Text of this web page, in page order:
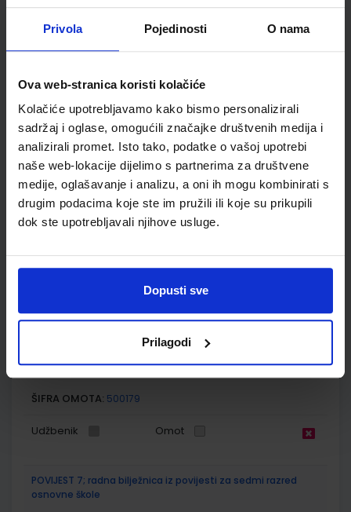
Privola Pojedinosti O nama
Ova web-stranica koristi kolačiće
Kolačiće upotrebljavamo kako bismo personalizirali
sadržaj i oglase, omogućili značajke društvenih medija i
analizirali promet. Isto tako, podatke o vašoj upotrebi
naše web-lokacije dijelimo s partnerima za društvene
medije, oglašavanje i analizu, a oni ih mogu kombinirati s
drugim podacima koje ste im pružili ili koje su prikupili
dok ste upotrebljavali njihove usluge.
Dopusti sve
Prilagodi
Udžbenik Omot
škole (2021)
Autor(i): Danijel Orešić Ružica Vuk Igor Tišma Alenka Bujan
Nakladnik:ŠKOLSKA KNJIGA d.d.
Registarski broj ministarstva:
SKU:569106 CIJENA:13,60 €
ŠIFRA OMOTA:500175
Udžbenik
Autor(i):Holjevac Katušić D.Finek A.Finek Birin Šarlija
Registarski broj ministarstva:
SKU:567417 CIJENA:13,03 €
ŠIFRA OMOTA: 500179
Udžbenik Omot
POVIJEST 7; radna bilježnica iz povijesti za sedmi razred
osnovne škole